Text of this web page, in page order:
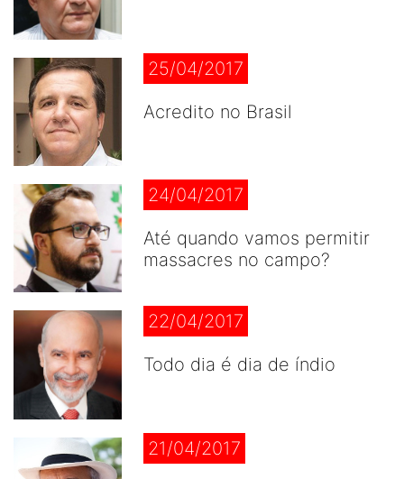
25/04/2017
Acredito no Brasil
24/04/2017
Até quando vamos permitir
massacres no campo?
22/04/2017
Todo dia é dia de índio
21/04/2017